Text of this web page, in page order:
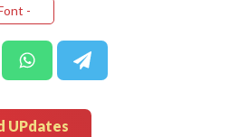
-
UPdates